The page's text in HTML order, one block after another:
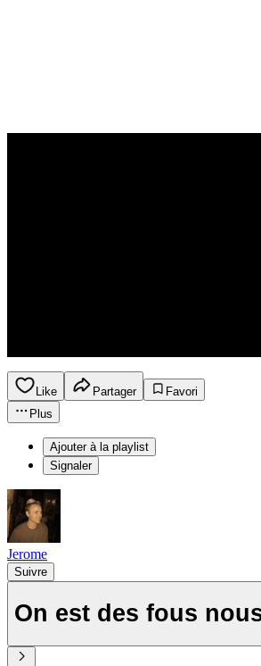
Like Partager
Favori
Plus
Ajouter à la playlist
Signaler
Jerome
Suivre
On est des fous